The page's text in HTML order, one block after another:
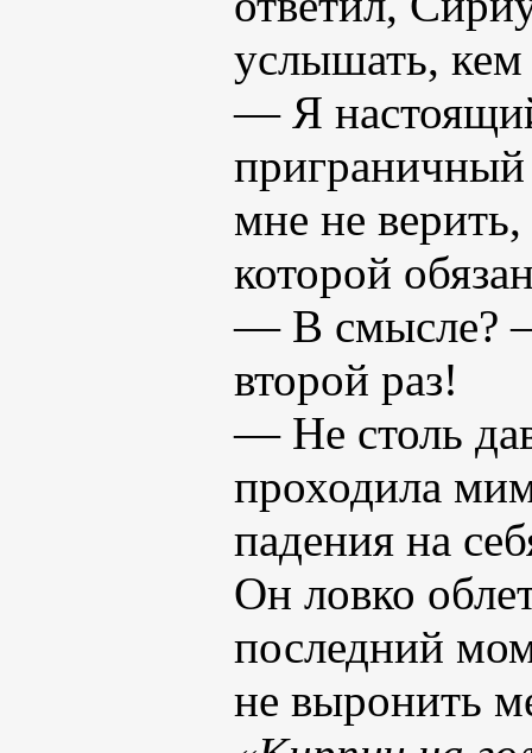
услышать,
— Я
мне не
которой
— В смысле?
второй раз!
— Не столь
проходила
падения на
Он ловко
последний
не выронить